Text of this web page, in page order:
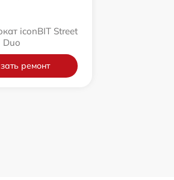
iconBIT Street
Duo
ремонт